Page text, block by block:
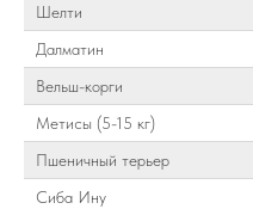
Шелти
Далматин
Вельш-корги
Метисы (5-15 кг)
Пшеничный терьер
Сиба Ину